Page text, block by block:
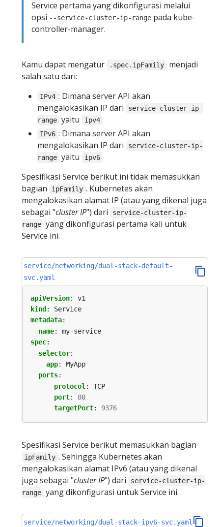
Service pertama yang dikonfigurasi melalui
opsi --service-cluster-ip-range pada kube-
controller-manager.
Kamu dapat mengatur .spec.ipFamily
menjadi
salah satu dari:
IPv4 : Dimana server API akan
mengalokasikan IP dari
service-cluster-ip-
range yaitu
ipv4
IPv6 : Dimana server API akan
mengalokasikan IP dari
service-cluster-ip-
range yaitu ipv6
Spesifikasi Service berikut ini tidak memasukkan
bagian
ipFamily . Kubernetes akan
mengalokasikan alamat IP (atau yang dikenal juga
sebagai "cluster IP") dari
service-cluster-ip-
range yang dikonfigurasi pertama kali untuk
Service ini.
service/networking/dual-stack-default-
svc.yaml
apiVersion:
v1
kind :
Service
metadata:
name:
my-service
spec:
selector:
app:
MyApp
ports:
- protocol :
TCP
port:
80
targetPort: 9376
Spesifikasi Service berikut memasukkan bagian
ipFamily . Sehingga Kubernetes akan
mengalokasikan alamat IPv6 (atau yang dikenal
juga sebagai "cluster IP") dari
service-cluster-ip-
range yang dikonfigurasi untuk Service ini.
service/networking/dual-stack-ipv6-svc.yaml